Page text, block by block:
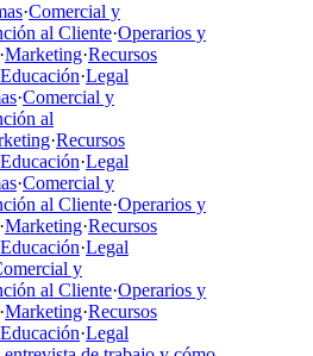
·Comercial y
al Cliente·Operarios y
·Marketing·Recursos
Educación·Legal
·Comercial y
al
·Recursos
Educación·Legal
·Comercial y
al Cliente·Operarios y
·Marketing·Recursos
Educación·Legal
y
al Cliente·Operarios y
·Marketing·Recursos
Educación·Legal